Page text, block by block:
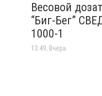
Весовой
“Биг-Бег”
1000-1
13:49, Вчера